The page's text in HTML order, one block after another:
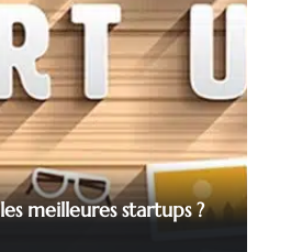
meilleures startups ?